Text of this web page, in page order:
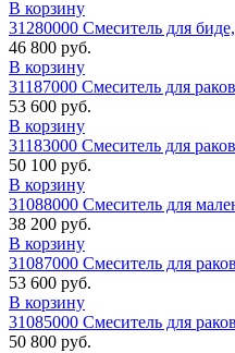
В корзину
31280000 Смеситель для
46 800 руб.
В корзину
31187000 Смеситель для
53 600 руб.
В корзину
31183000 Смеситель для
50 100 руб.
В корзину
31088000 Смеситель для
38 200 руб.
В корзину
31087000 Смеситель для
53 600 руб.
В корзину
31085000 Смеситель для
50 800 руб.